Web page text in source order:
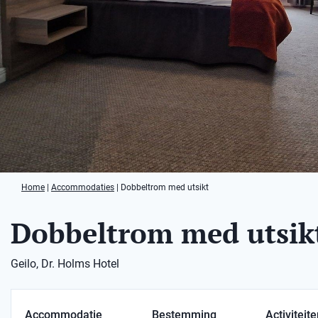
Home Accommodaties Dobbeltrom med utsikt
Dobbeltrom med
Geilo, Dr. Holms Hotel
Accommodatie Bestemming